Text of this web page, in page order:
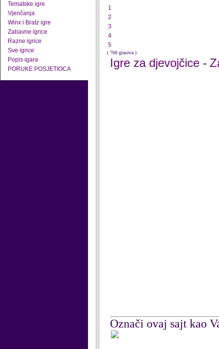
Tematske igre
Vjenčanja
Winx i Bratz igre
Zabavne igrice
Razne igrice
Sve igrice
Popis igara
PORUKE POSJETIOCA
1
2
3
4
5
( 768 glasova )
Igre za djevojčice -
Označi ovaj sajt kao